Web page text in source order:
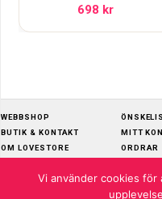
698 kr
WEBBSHOP
BUTIK & KONTAKT
OM LOVESTORE
KÖPVILLKOR
MITT
ORDRAR
Vi använder cookies